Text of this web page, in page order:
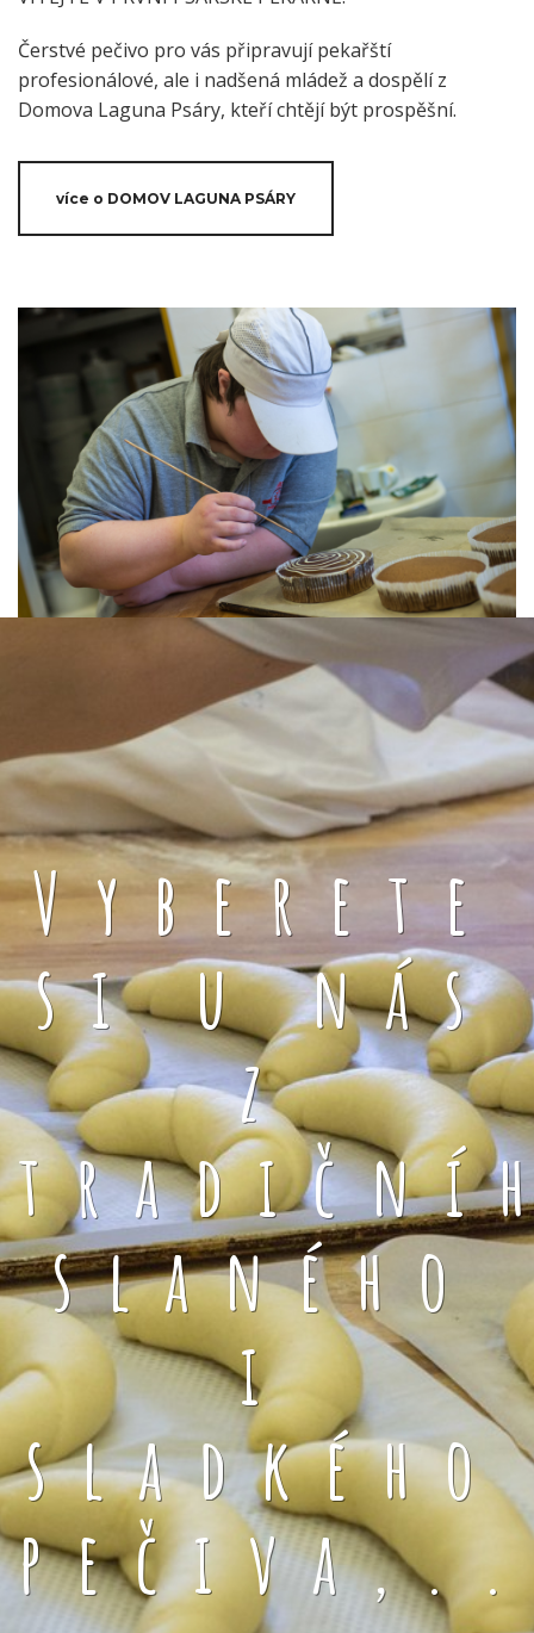
Čerstvé pečivo pro vás připravují pekařští
profesionálové, ale i nadšená mládež a dospělí z
Domova Laguna Psáry, kteří chtějí být prospěšní.
více o DOMOV LAGUNA PSÁRY
Vyberete
si u nás
z
slaného
i
sladkého